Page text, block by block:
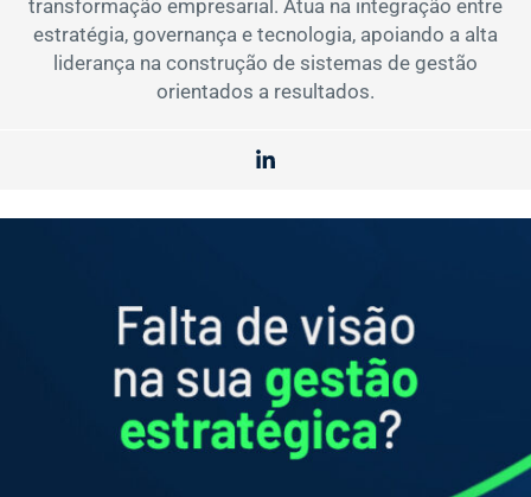
transformação empresarial. Atua na integração entre
estratégia, governança e tecnologia, apoiando a alta
liderança na construção de sistemas de gestão
orientados a resultados.